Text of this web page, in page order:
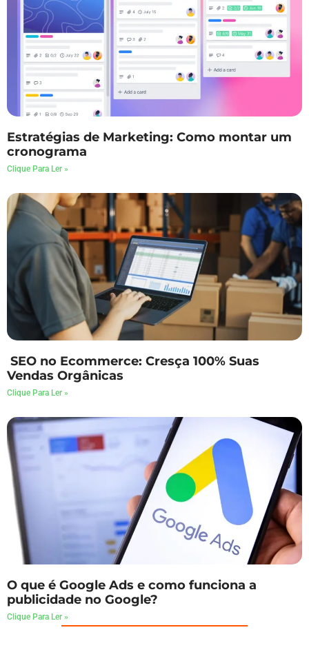
Estratégias de Marketing: Como montar um
cronograma
Clique Para Ler »
SEO no Ecommerce: Cresça 100% Suas
Vendas Orgânicas
Clique Para Ler »
O que é Google Ads e como funciona a
publicidade no Google?
Clique Para Ler »